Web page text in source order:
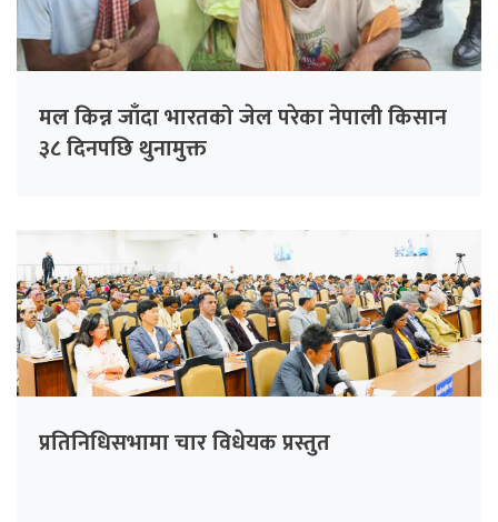
मल किन्न जाँदा भारतको जेल परेका नेपाली किसान
३८ दिनपछि थुनामुक्त
प्रतिनिधिसभामा चार विधेयक प्रस्तुत